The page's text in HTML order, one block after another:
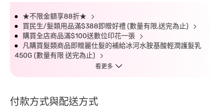
★不限金額享88折★
買民生/髮類用品滿$388即贈好禮 (數量有限,送完為止)
購買全店商品滿$100送數位印花一張
凡購買髮類商品即贈麗仕髮的補給冰河水胺基酸輕潤護髮乳
450G (數量有限 送完為止)
看更多
付款方式與配送方式